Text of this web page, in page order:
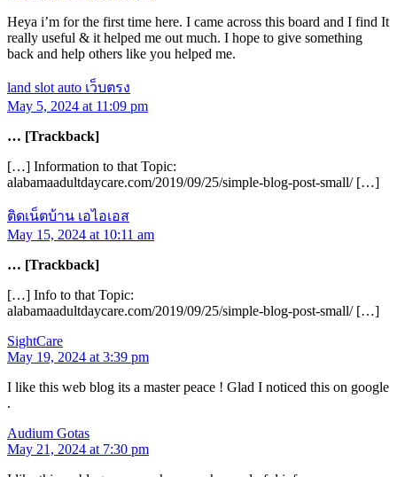
Heya i’m for the first time here. I came across this board and I find It
really useful & it helped me out much. I hope to give something
back and help others like you helped me.
land slot auto เว็บตรง
May 5, 2024 at 11:09 pm
… [Trackback]
[…] Information to that Topic:
alabamaadultdaycare.com/2019/09/25/simple-blog-post-small/ […]
ติดเน็ตบ้าน เอไอเอส
May 15, 2024 at 10:11 am
… [Trackback]
[…] Info to that Topic:
alabamaadultdaycare.com/2019/09/25/simple-blog-post-small/ […]
SightCare
May 19, 2024 at 3:39 pm
I like this web blog its a master peace ! Glad I noticed this on google
.
Audium Gotas
May 21, 2024 at 7:30 pm